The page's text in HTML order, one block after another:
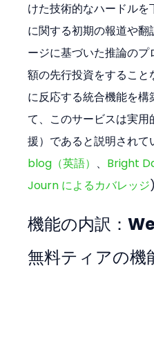
けた技術的なハードル
に関する初期の報道や
ージに基づいた推論の
額の先行投資をするこ
に反応する統合機能を構
て、このサービスは実
援）であると説明されて
blog（英語） 、 Bright
Journ によるカバレッジ
機能の内訳：
無料ティアの機